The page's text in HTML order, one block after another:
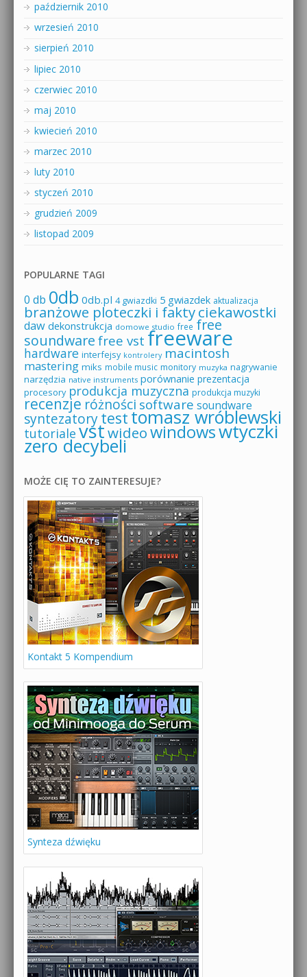
październik 2010
wrzesień 2010
sierpień 2010
lipiec 2010
czerwiec 2010
maj 2010
kwiecień 2010
marzec 2010
luty 2010
styczeń 2010
grudzień 2009
listopad 2009
POPULARNE TAGI
0 db 0db 0db.pl 4 gwiazdki 5 gwiazdek aktualizacja
branżowe ploteczki i faktyciekawostki
daw dekonstrukcja domowe studio free free
soundware free vst freeware
hardware interfejsy kontrolery macintosh
mastering miks mobile music monitory muzyka nagrywanie
narzędzia native instruments porównanie prezentacja
procesory produkcja muzyczna produkcja muzyki
recenzje różności software soundware
syntezatorytesttomasz wróblewski
tutoriale vstwideowindowswtyczki
zero decybeli
MOŻE CIĘ TO ZAINTERESUJE?
Kontakt 5 Kompendium
Synteza dźwięku